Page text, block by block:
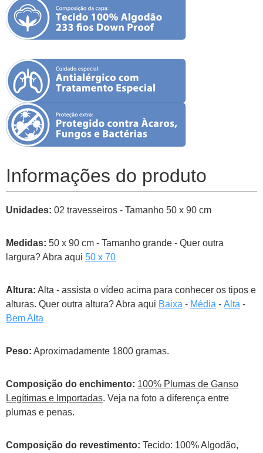
Informações do produto
Unidades: 02 travesseiros - Tamanho 50 x 90 cm
Medidas: 50 x 90 cm - Tamanho grande - Quer outra
largura? Abra aqui 50 x 70
Altura: Alta - assista o vídeo acima para conhecer os tipos e
alturas. Quer outra altura? Abra aqui Baixa - Média - Alta -
Bem Alta
Peso: Aproximadamente 1800 gramas.
Composição do enchimento: 100% Plumas de Ganso
Legítimas e Importadas. Veja na foto a diferença entre
plumas e penas.
Composição do revestimento: Tecido: 100% Algodão,